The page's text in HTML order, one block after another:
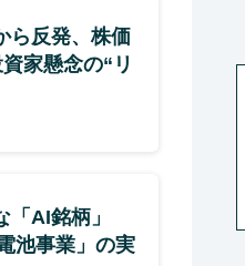
ら反発、株価
家懸念の“リ
「AI銘柄」
池事業」の実